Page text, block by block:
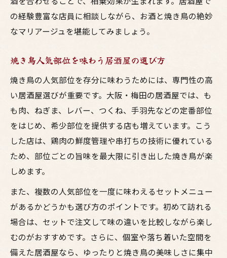
の経験豊富な店員に相談しながら、お酒と焼き鳥の絶妙
なマリアージュを堪能してみましょう。
焼き鳥人気部位を味わう居酒屋の選び方
焼き鳥の人気部位を存分に味わうためには、専門性の高
い居酒屋選びが重要です。大阪・梅田の居酒屋では、も
も肉、ねぎま、レバー、つくね、手羽先などの定番部位
をはじめ、希少部位を提供する店も増えています。こう
した店は、鶏肉の鮮度管理や串打ちの技術に優れている
ため、部位ごとの旨味を最大限に引き出した焼き鳥が楽
しめます。
また、複数の人気部位を一度に味わえるセットメニュー
があるかどうかも選び方のポイントです。初めて訪れる
場合は、セットで注文して味の違いを比較しながら楽し
むのがおすすめです。さらに、個室や落ち着いた空間を
備えた居酒屋なら、ゆったりと焼き鳥の美味しさに集中